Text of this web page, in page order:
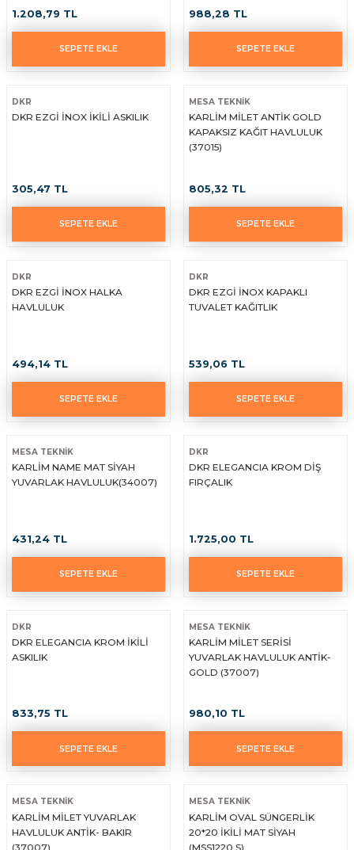
1.208,79 TL
SEPETE EKLE
988,28 TL
SEPETE EKLE
DKR
DKR EZGİ İNOX İKİLİ ASKILIK
305,47 TL
SEPETE EKLE
MESA TEKNİK
KARLİM MİLET ANTİK GOLD
KAPAKSIZ KAĞIT HAVLULUK
(37015)
805,32 TL
SEPETE EKLE
DKR
DKR EZGİ İNOX HALKA
HAVLULUK
494,14 TL
SEPETE EKLE
DKR
DKR EZGİ İNOX KAPAKLI
TUVALET KAĞITLIK
539,06 TL
SEPETE EKLE
MESA TEKNİK
KARLİM NAME MAT SİYAH
YUVARLAK HAVLULUK(34007)
431,24 TL
SEPETE EKLE
DKR
DKR ELEGANCIA KROM DİŞ
FIRÇALIK
1.725,00 TL
SEPETE EKLE
DKR
DKR ELEGANCIA KROM İKİLİ
ASKILIK
833,75 TL
SEPETE EKLE
MESA TEKNİK
KARLİM MİLET SERİSİ
YUVARLAK HAVLULUK ANTİK-
GOLD (37007)
980,10 TL
SEPETE EKLE
MESA TEKNİK
KARLİM MİLET YUVARLAK
HAVLULUK ANTİK- BAKIR
(37007)
MESA TEKNİK
KARLİM OVAL SÜNGERLİK
20*20 İKİLİ MAT SİYAH
(MSS1220.S)